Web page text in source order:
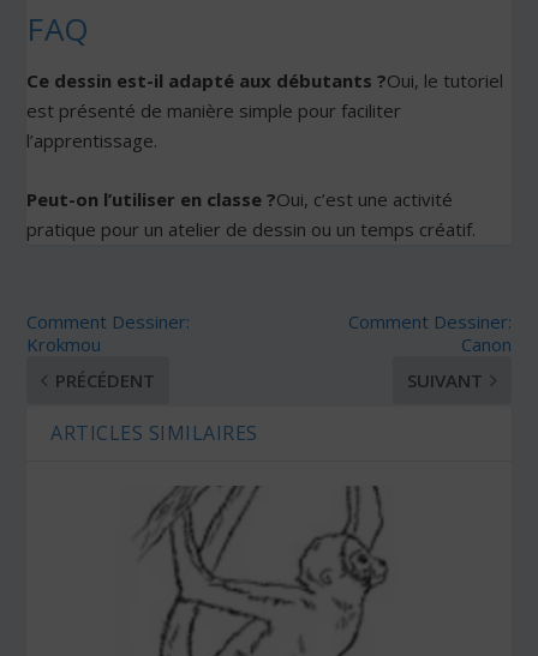
FAQ
Ce dessin est-il adapté aux débutants ?Oui, le tutoriel
est présenté de manière simple pour faciliter
l’apprentissage.
Peut-on l’utiliser en classe ?Oui, c’est une activité
pratique pour un atelier de dessin ou un temps créatif.
Comment Dessiner:
Krokmou
PRÉCÉDENT
Comment Dessiner:
Canon
SUIVANT
ARTICLES SIMILAIRES